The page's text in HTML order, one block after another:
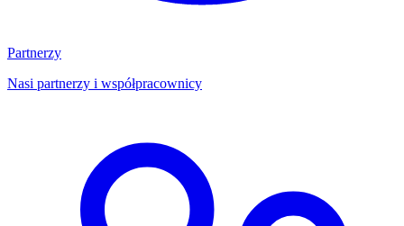
Partnerzy
Nasi partnerzy i współpracownicy